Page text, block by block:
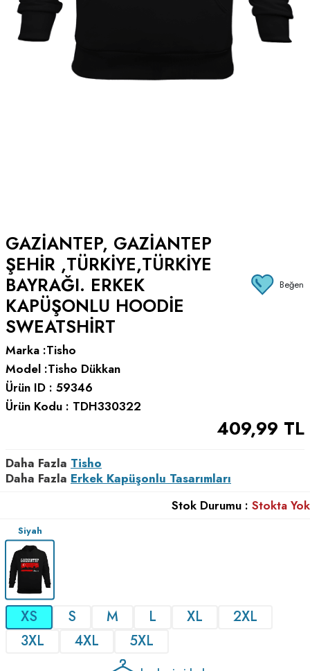
GAZIANTEP, GAZIANTEP
ŞEHIR ,TÜRKIYE,TÜRKIYE
BAYRAĞI. ERKEK
KAPÜŞONLU HOODIE
SWEATSHIRT
Beğen
Marka :Tisho
Model :Tisho Dükkan
Ürün ID : 59346
Ürün Kodu : TDH330322
409,99 TL
Daha Fazla Tisho
Daha Fazla Erkek Kapüşonlu Tasarımları
Stok Durumu : Stokta Yok
Siyah
XS S M L XL
2XL
3XL
4XL 5XL